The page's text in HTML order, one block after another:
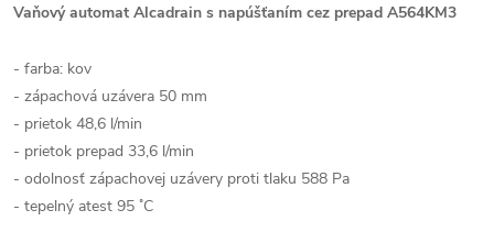
Vaňový automat Alcadrain s napúšťaním cez prepad A564KM3
- farba: kov
- zápachová uzávera 50 mm
- prietok 48,6 l/min
- prietok prepad 33,6 l/min
- odolnosť zápachovej uzávery proti tlaku 588 Pa
- tepelný atest 95 ˚C